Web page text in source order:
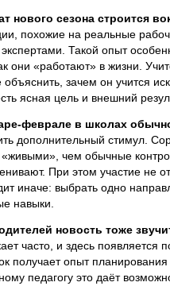
нового сезона строится
похожие на реальные
Такой опыт
они «работают» в жизни.
зачем он учится
ясная цель и внешний
феврале в школах
дополнительный стимул.
чем обычные
При этом участие не
иначе: выбрать одно
навыки.
новость тоже
часто, и здесь
получает опыт
педагогу это даёт